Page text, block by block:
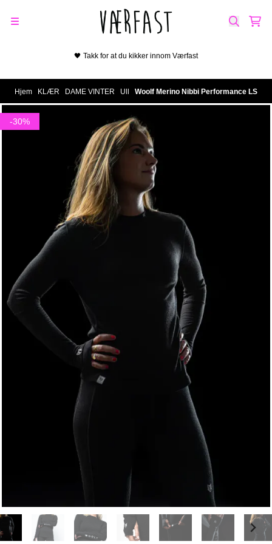
🖤 Takk for at du kikker innom Værfast
Hjem KLÆR DAME VINTER Ull Woolf Merino Nibbi Performance LS
-30%